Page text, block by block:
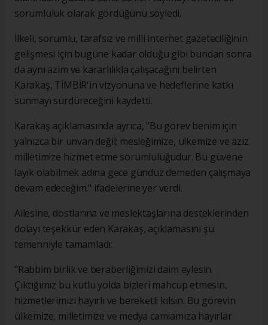
sorumluluk olarak gördüğünü söyledi.
İlkeli, sorumlu, tarafsız ve milli internet gazeteciliğinin
gelişmesi için bugüne kadar olduğu gibi bundan sonra
da aynı azim ve kararlılıkla çalışacağını belirten
Karakaş, TİMBİR'in vizyonuna ve hedeflerine katkı
sunmayı sürdüreceğini kaydetti.
Karakaş açıklamasında ayrıca, "Bu görev benim için
yalnızca bir unvan değil; mesleğimize, ülkemize ve aziz
milletimize hizmet etme sorumluluğudur. Bu güvene
layık olabilmek adına gece gündüz demeden çalışmaya
devam edeceğim." ifadelerine yer verdi.
Ailesine, dostlarına ve meslektaşlarına desteklerinden
dolayı teşekkür eden Karakaş, açıklamasını şu
temenniyle tamamladı:
"Rabbim birlik ve beraberliğimizi daim eylesin.
Çıktığımız bu kutlu yolda bizleri mahcup etmesin,
hizmetlerimizi hayırlı ve bereketli kılsın. Bu görevin
ülkemize, milletimize ve medya camiamıza hayırlar